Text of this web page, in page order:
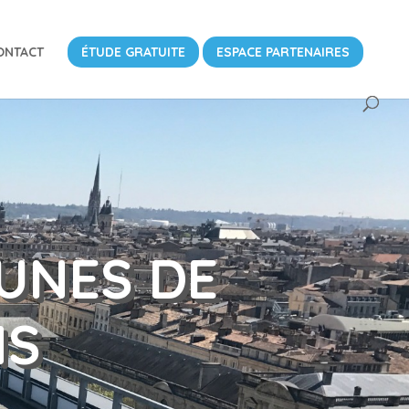
ÉTUDE GRATUITE ESPACE PARTENAIRES
DE